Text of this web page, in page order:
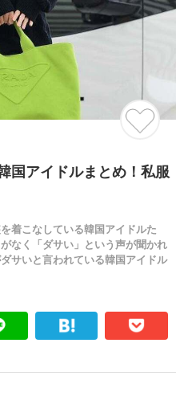
国アイドルまとめ！私服
着こなしている韓国アイドルた
なく「ダサい」という声が聞かれ
サいと言われている韓国アイドル